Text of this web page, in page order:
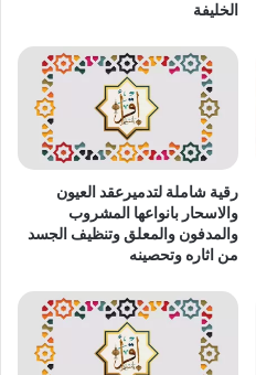
الخليفة
رقية شاملة لتدميرعقد العيون
والاسحار بانواعها المشروب
والمدفون والمعلق وتنظيف الجسد
من اثاره وتحصينه